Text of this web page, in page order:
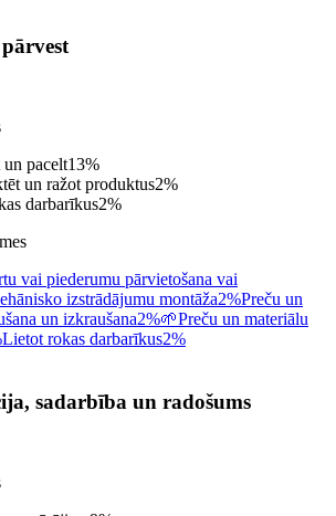
pacelt13%
un ražot produktus2%
darbarīkus2%
vai piederumu pārvietošana vai
izstrādājumu montāža2%Preču un
un izkraušana2%🌱Preču un materiālu
Lietot rokas darbarīkus2%
sadarbība un radošums